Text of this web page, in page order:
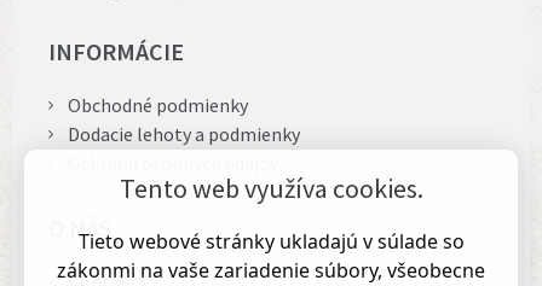
INFORMÁCIE
Obchodné podmienky
Dodacie lehoty a podmienky
O NÁS
Kontakty
Tento web využíva cookies.
Tieto webové stránky ukladajú v súlade so
zákonmi na vaše zariadenie súbory, všeobecne